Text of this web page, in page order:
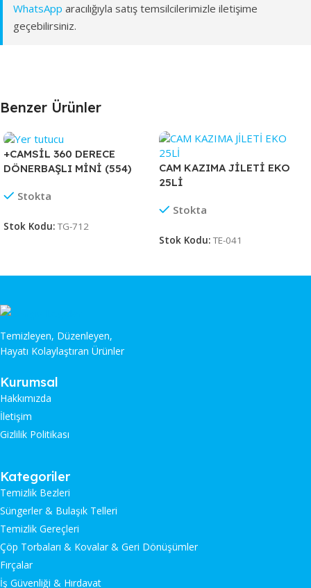
WhatsApp aracılığıyla satış temsilcilerimizle iletişime
geçebilirsiniz.
Benzer Ürünler
+CAMSİL 360 DERECE
DÖNERBAŞLI MİNİ (554)
Stokta
Stok Kodu: TG-712
CAM KAZIMA JİLETİ EKO
25Lİ
Stokta
Stok Kodu: TE-041
Temizleyen, Düzenleyen,
Hayatı Kolaylaştıran Ürünler
Kurumsal
Hakkımızda
İletişim
Gizlilik Politikası
Kategoriler
Temizlik Bezleri
Süngerler & Bulaşık Telleri
Temizlik Gereçleri
Çöp Torbaları & Kovalar & Geri Dönüşümler
Fırçalar
İş Güvenliği & Hırdavat